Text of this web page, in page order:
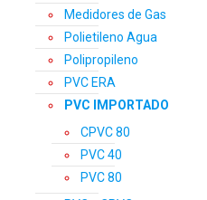
Medidores de Gas
Polietileno Agua
Polipropileno
PVC ERA
PVC IMPORTADO
CPVC 80
PVC 40
PVC 80